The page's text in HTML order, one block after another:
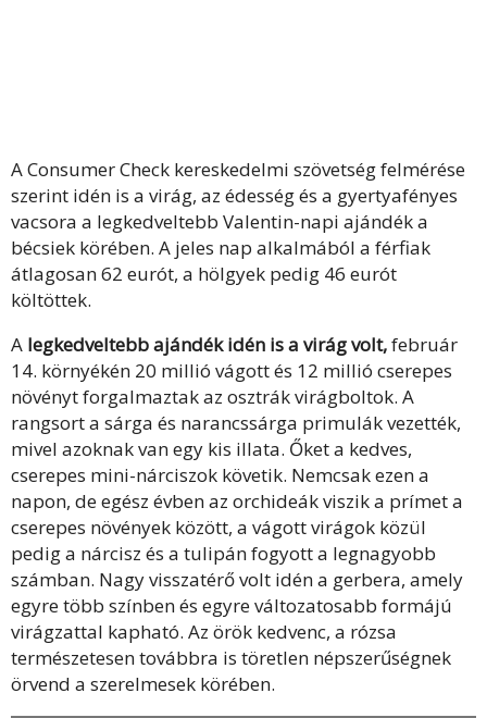
A Consumer Check kereskedelmi szövetség felmérése
szerint idén is a virág, az édesség és a gyertyafényes
vacsora a legkedveltebb Valentin-napi ajándék a
bécsiek körében. A jeles nap alkalmából a férfiak
átlagosan 62 eurót, a hölgyek pedig 46 eurót
költöttek.
A legkedveltebb ajándék idén is a virág volt,február
14. környékén 20 millió vágott és 12 millió cserepes
növényt forgalmaztak az osztrák virágboltok. A
rangsort a sárga és narancssárga primulák vezették,
mivel azoknak van egy kis illata. Őket a kedves,
cserepes mini-nárciszok követik. Nemcsak ezen a
napon, de egész évben az orchideák viszik a prímet a
cserepes növények között, a vágott virágok közül
pedig a nárcisz és a tulipán fogyott a legnagyobb
számban. Nagy visszatérő volt idén a gerbera, amely
egyre több színben és egyre változatosabb formájú
virágzattal kapható. Az örök kedvenc, a rózsa
természetesen továbbra is töretlen népszerűségnek
örvend a szerelmesek körében.